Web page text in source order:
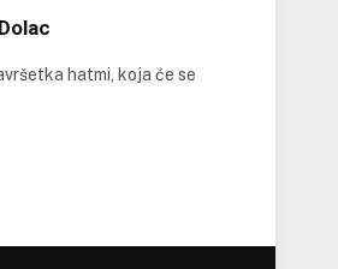
hatmi, koja će se